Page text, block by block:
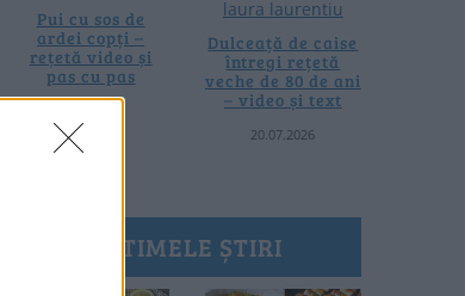
Pui cu sos de
ardei copți –
rețetă video și
pas cu pas
Dulceață de caise
întregi rețetă
veche de 80 de ani
– video și text
20.07.2026
ULTIMELE ȘTIRI